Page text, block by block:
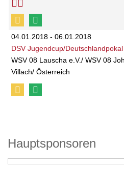
04.01.2018 - 06.01.2018
DSV Jugendcup/Deutschlandpokal
WSV 08 Lauscha e.V./ WSV 08
Villach/ Österreich
Hauptsponsoren